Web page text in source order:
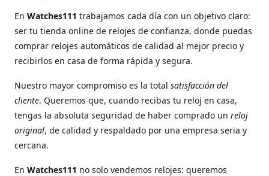
En Watches111 trabajamos cada día con un objetivo claro:
ser tu tienda online de relojes de confianza, donde puedas
comprar relojes automáticos de calidad al mejor precio y
recibirlos en casa de forma rápida y segura.
Nuestro mayor compromiso es la total satisfacción del
cliente. Queremos que, cuando recibas tu reloj en casa,
tengas la absoluta seguridad de haber comprado un reloj
original, de calidad y respaldado por una empresa seria y
cercana.
En Watches111 no solo vendemos relojes: queremos